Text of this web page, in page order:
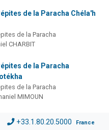
de la Paracha Chéla'h
de la Paracha
CHARBIT
de la Paracha
de la Paracha
MIMOUN
+33.1.80.20.5000 France